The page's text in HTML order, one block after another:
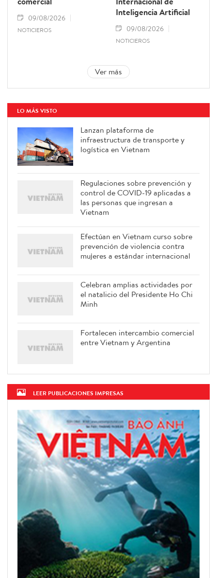
09/08/2026
NOTICIEROS
Inteligencia Artificial
09/08/2026
NOTICIEROS
Ver más
LO MÁS VISTO
Lanzan plataforma de
infraestructura de transporte y
logística en Vietnam
Regulaciones sobre prevención y
control de COVID-19 aplicadas a
las personas que ingresan a
Vietnam
Efectúan en Vietnam curso sobre
prevención de violencia contra
mujeres a estándar internacional
Celebran amplias actividades por
el natalicio del Presidente Ho Chi
Minh
Fortalecen intercambio comercial
entre Vietnam y Argentina
LEER PUBLICACIONES IMPRESAS